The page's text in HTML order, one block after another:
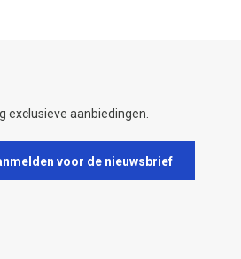
exclusieve aanbiedingen.
voor de nieuwsbrief